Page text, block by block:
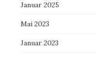
Januar 2025
Mai 2023
Januar 2023